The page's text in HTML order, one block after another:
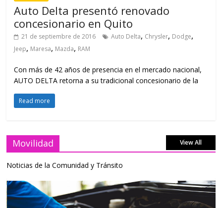
Auto Delta presentó renovado
concesionario en Quito
21 de septiembre de 2016 Auto Delta, Chrysler, Dodge,
Jeep, Maresa, Mazda, RAM
Con más de 42 años de presencia en el mercado nacional,
AUTO DELTA retorna a su tradicional concesionario de la
Read more
Movilidad View All
Noticias de la Comunidad y Tránsito